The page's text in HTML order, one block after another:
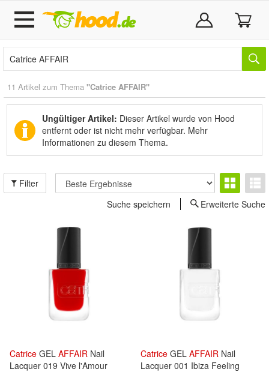
11 Artikel zum Thema "Catrice AFFAIR"
Ungültiger Artikel: Dieser Artikel wurde von Hood
entfernt oder ist nicht mehr verfügbar. Mehr
Informationen zu diesem Thema.
Filter
Suche speichern
Erweiterte Suche
Catrice GEL AFFAIR Nail
Lacquer 019 Vive l'Amour
Catrice GEL AFFAIR Nail
Lacquer 001 Ibiza Feeling